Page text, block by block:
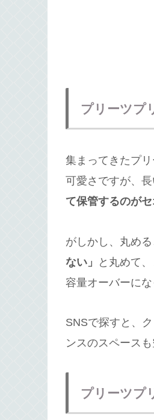
プリーツプ
集まってきたプ
可愛さですが、
て保管するのがセ
がしかし、丸め
ない」
と丸めて
容量オーバーにな
SNSで探すと、
ンスのスペース
プリーツプ